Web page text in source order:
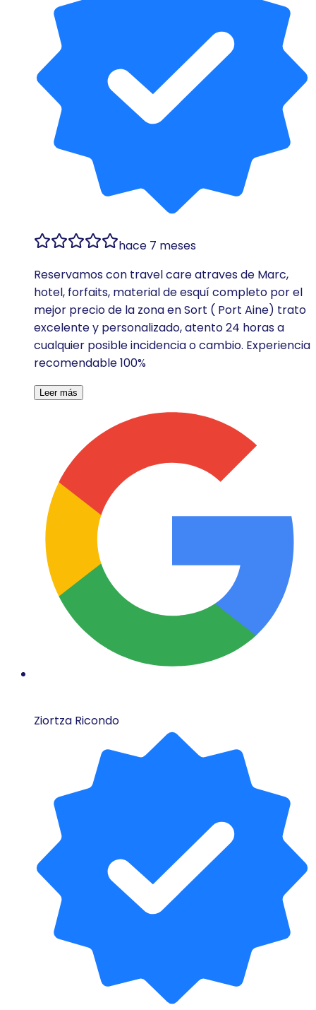
hace 7 meses
Reservamos con travel care atraves de Marc,
hotel, forfaits, material de esquí completo por el
mejor precio de la zona en Sort ( Port Aine) trato
excelente y personalizado, atento 24 horas a
cualquier posible incidencia o cambio. Experiencia
recomendable 100%
Leer más
Ziortza Ricondo